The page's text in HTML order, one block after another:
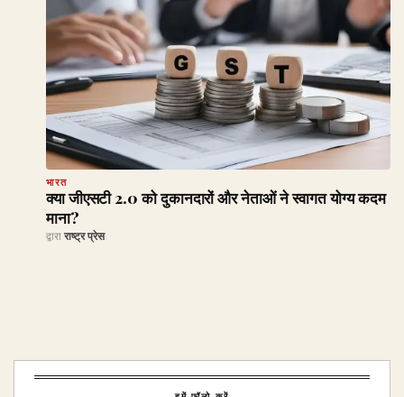
भारत
क्या जीएसटी 2.0 को दुकानदारों और नेताओं ने स्वागत योग्य कदम
माना?
द्वारा राष्ट्र प्रेस